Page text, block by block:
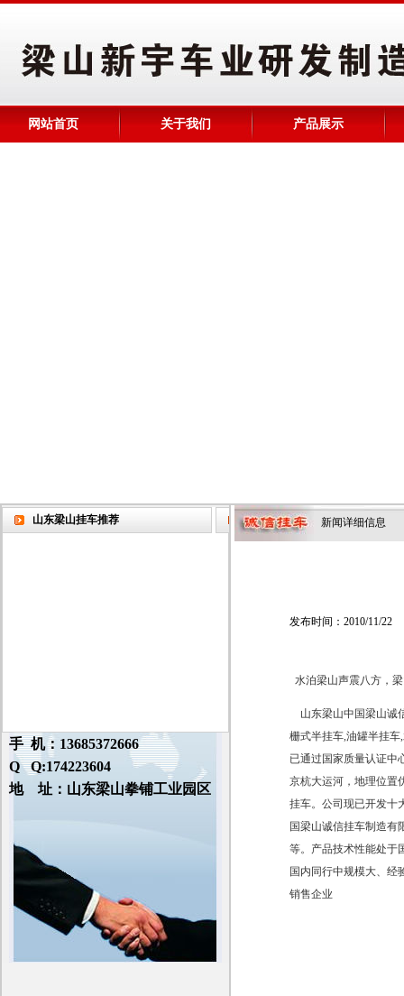
网站首页 关于我们 产品展示
山东梁山挂车推荐
手 机：13685372666
Q Q:174223604
地 址：山东梁山拳铺工业园区
新闻详细信息
发布时间：2010/11/22
水泊梁山声震八方，
山东梁山中国梁山诚
栅式半挂车,油罐半挂
已通过国家质量认证中
京杭大运河，地理位置
挂车。公司现已开发十
国梁山诚信挂车制造有
等。产品技术性能处于
国内同行中规模大、经
销售企业